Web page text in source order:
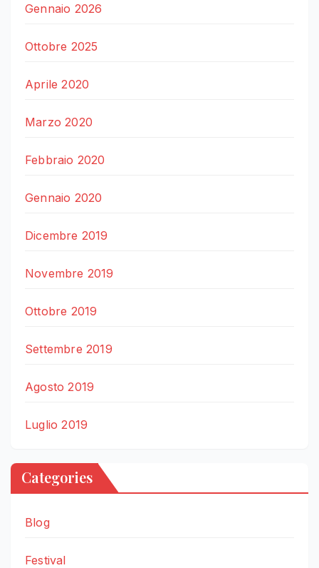
Gennaio 2026
Ottobre 2025
Aprile 2020
Marzo 2020
Febbraio 2020
Gennaio 2020
Dicembre 2019
Novembre 2019
Ottobre 2019
Settembre 2019
Agosto 2019
Luglio 2019
Categories
Blog
Festival